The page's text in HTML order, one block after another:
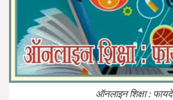
ऑनलाइन शिक्षा :